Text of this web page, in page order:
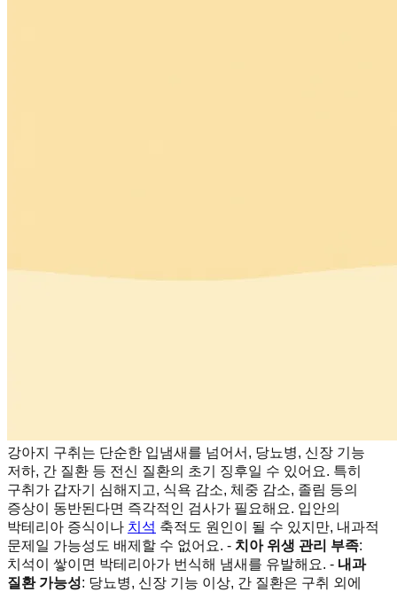
강아지 구취는 단순한 입냄새를 넘어서, 당뇨병, 신장 기능
저하, 간 질환 등 전신 질환의 초기 징후일 수 있어요. 특히
구취가 갑자기 심해지고, 식욕 감소, 체중 감소, 졸림 등의
증상이 동반된다면 즉각적인 검사가 필요해요. 입안의
박테리아 증식이나 치석 축적도 원인이 될 수 있지만, 내과적
문제일 가능성도 배제할 수 없어요. - 치아 위생 관리 부족:
치석이 쌓이면 박테리아가 번식해 냄새를 유발해요. - 내과
질환 가능성: 당뇨병, 신장 기능 이상, 간 질환은 구취 외에